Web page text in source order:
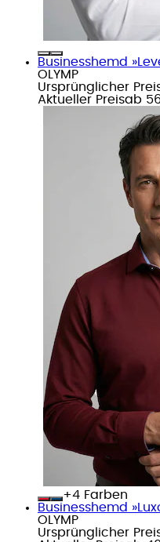
Businesshemd
OLYMP
Ursprünglicher
Aktueller Preisab
+
Farben
Businesshemd
OLYMP
Ursprünglicher